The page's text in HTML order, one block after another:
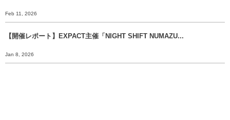
Feb 11, 2026
【開催レポート】EXPACT主催「NIGHT SHIFT NUMAZU...
Jan 8, 2026